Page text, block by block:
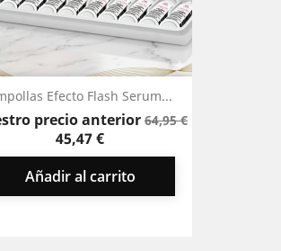
Efecto Flash Serum...
precio anteriorPrecio
64,95 €Precio
45,47 €
Añadir al carrito